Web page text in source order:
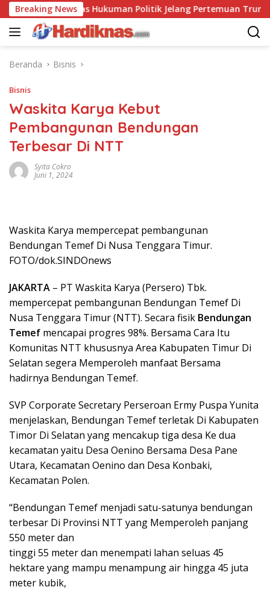
Langsung
ke
konten
Breaking News
Saling Balas Hukuman Politik Jelang Pertemuan Trump dan Xi
Beranda Bisnis
Bisnis
Waskita Karya Kebut
Pembangunan Bendungan
Terbesar Di NTT
Syita Cokro
Juni 1, 2024
Waskita Karya mempercepat pembangunan
Bendungan Temef Di Nusa Tenggara Timur.
FOTO/dok.SINDOnews
JAKARTA – PT Waskita Karya (Persero) Tbk.
mempercepat pembangunan Bendungan Temef Di
Nusa Tenggara Timur (NTT). Secara fisik Bendungan
Temef mencapai progres 98%. Bersama Cara Itu
Komunitas NTT khususnya Area Kabupaten Timur Di
Selatan segera Memperoleh manfaat Bersama
hadirnya Bendungan Temef.
SVP Corporate Secretary Perseroan Ermy Puspa Yunita
menjelaskan, Bendungan Temef terletak Di Kabupaten
Timor Di Selatan yang mencakup tiga desa Ke dua
kecamatan yaitu Desa Oenino Bersama Desa Pane
Utara, Kecamatan Oenino dan Desa Konbaki,
Kecamatan Polen.
“Bendungan Temef menjadi satu-satunya bendungan
terbesar Di Provinsi NTT yang Memperoleh panjang
550 meter dan
tinggi 55 meter dan menempati lahan seluas 45
hektare yang mampu menampung air hingga 45 juta
meter kubik,